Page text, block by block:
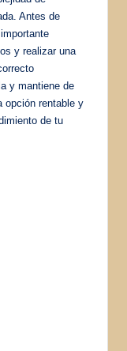
Antes de
y realizar una
y mantiene de
opción rentable y
de tu